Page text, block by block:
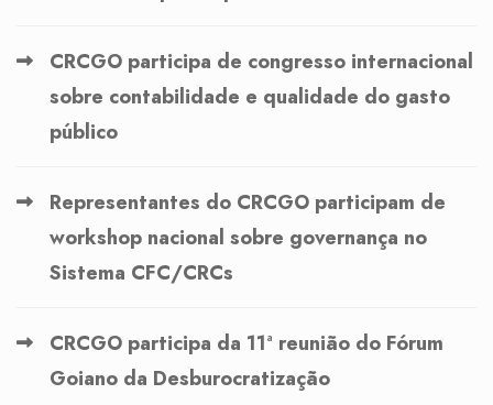
CRCGO participa de congresso internacional
sobre contabilidade e qualidade do gasto
público
Representantes do CRCGO participam de
workshop nacional sobre governança no
Sistema CFC/CRCs
CRCGO participa da 11ª reunião do Fórum
Goiano da Desburocratização